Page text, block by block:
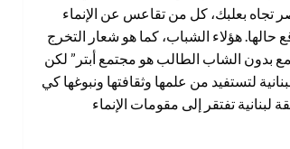
تجاه بعلبك، كل من تقاعس عن الإنماء
حالها. هؤلاء الشباب، كما هو شعار التخرج
بدون الشاب الطالب هو مجتمع أبتر” لكن
لتستفيد من علمها وثقافتها ونبوغها كي
تفتقر إلى مقومات الإنماء